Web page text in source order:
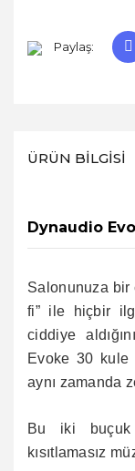
Paylaş:
ÜRÜN BILGISI
Dynaudio
Salonunuza bir
fi” ile hiçbir
ciddiye
Evoke 30 kule
aynı zamanda
Bu iki buçuk
kısıtlamasız